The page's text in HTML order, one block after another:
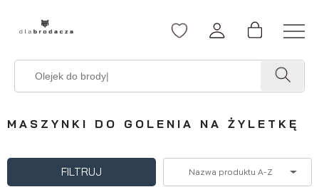
MASZYNKI DO GOLENIA NA ŻYLETKĘ
FILTRUJ Nazwa produktu A-Z